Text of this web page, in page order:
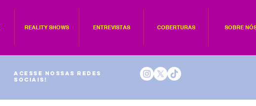
REALITY SHOWS ENTREVISTAS COBERTURAS SOBRE
Acesse nossas redes
sociais!